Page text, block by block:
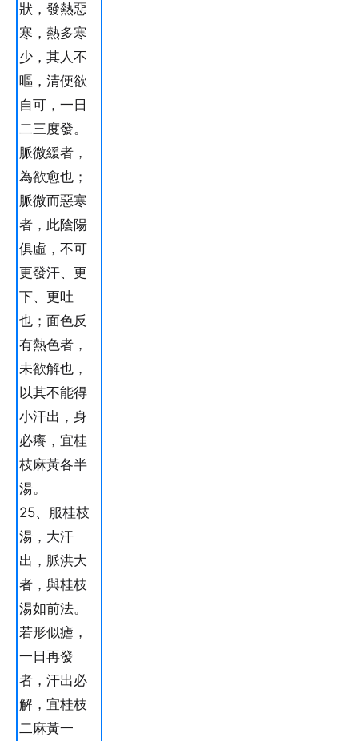
狀，發熱惡
寒，熱多寒
少，其人不
嘔，清便欲
自可，一日
二三度發。
脈微緩者，
為欲愈也；
脈微而惡寒
者，此陰陽
俱虛，不可
更發汗、更
下、更吐
也；面色反
有熱色者，
未欲解也，
以其不能得
小汗出，身
必癢，宜桂
枝麻黃各半
湯。
25、服桂枝
湯，大汗
出，脈洪大
者，與桂枝
湯如前法。
若形似瘧，
一日再發
者，汗出必
解，宜桂枝
二麻黃一